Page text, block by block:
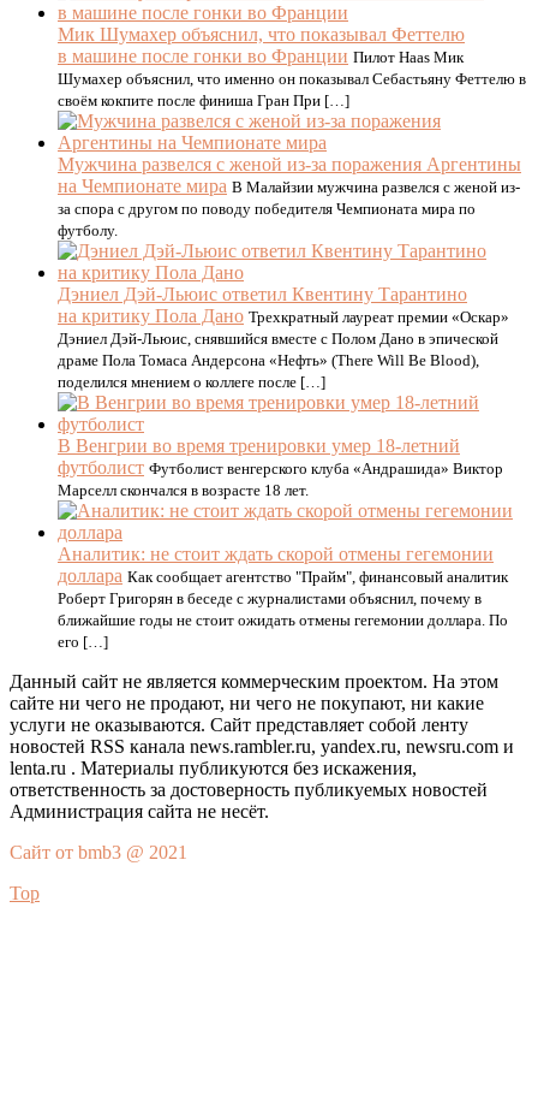
Мик Шумахер объяснил, что показывал Феттелю
в машине после гонки во Франции Пилот Haas Мик
Шумахер объяснил, что именно он показывал Себастьяну Феттелю в
своём кокпите после финиша Гран При […]
Мужчина развелся с женой из-за поражения Аргентины
на Чемпионате мира В Малайзии мужчина развелся с женой из-
за спора с другом по поводу победителя Чемпионата мира по
футболу.
Дэниел Дэй-Льюис ответил Квентину Тарантино
на критику Пола Дано Трехкратный лауреат премии «Оскар»
Дэниел Дэй-Льюис, снявшийся вместе с Полом Дано в эпической
драме Пола Томаса Андерсона «Нефть» (There Will Be Blood),
поделился мнением о коллеге после […]
В Венгрии во время тренировки умер 18-летний
футболист Футболист венгерского клуба «Андрашида» Виктор
Марселл скончался в возрасте 18 лет.
Аналитик: не стоит ждать скорой отмены гегемонии
доллара Как сообщает агентство "Прайм", финансовый аналитик
Роберт Григорян в беседе с журналистами объяснил, почему в
ближайшие годы не стоит ожидать отмены гегемонии доллара. По
его […]
Данный сайт не является коммерческим проектом. На этом
сайте ни чего не продают, ни чего не покупают, ни какие
услуги не оказываются. Сайт представляет собой ленту
новостей RSS канала news.rambler.ru, yandex.ru, newsru.com и
lenta.ru . Материалы публикуются без искажения,
ответственность за достоверность публикуемых новостей
Администрация сайта не несёт.
Сайт от bmb3 @ 2021
Top